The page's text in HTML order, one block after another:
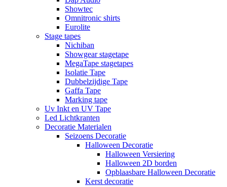
Showtec
Omnitronic shirts
Eurolite
Stage tapes
Nichiban
Showgear stagetape
MegaTape stagetapes
Isolatie Tape
Dubbelzijdige Tape
Gaffa Tape
Marking tape
Uv Inkt en UV Tape
Led Lichtkranten
Decoratie Materialen
Seizoens Decoratie
Halloween Decoratie
Halloween Versiering
Halloween 2D borden
Opblaasbare Halloween Decoratie
Kerst decoratie